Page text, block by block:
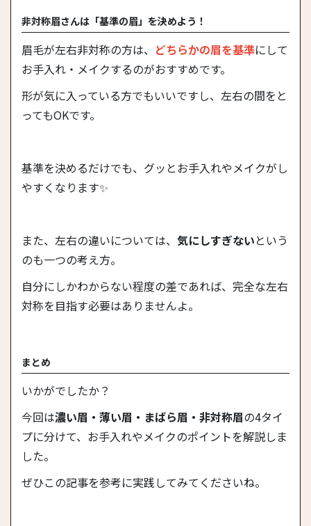
非対称眉さんは「基準の眉」を決めよう！
眉毛が左右非対称の方は、 どちらかの眉を基準にして
お手入れ・メイクするのがおすすめです。
形が気に入っている方でもいいですし、左右の間をと
ってもOKです。
基準を決めるだけでも、グッとお手入れやメイクがし
やすくなります✨
また、左右の違いについては、 気にしすぎないという
のも一つの考え方。
自分にしかわからない程度の差であれば、完全な左右
対称を目指す必要はありませんよ。
まとめ
いかがでしたか？
今回は濃い眉・薄い眉・まばら眉・非対称眉の4タイ
プに分けて、お手入れやメイクのポイントを解説しま
した。
ぜひこの記事を参考に実践してみてくださいね。